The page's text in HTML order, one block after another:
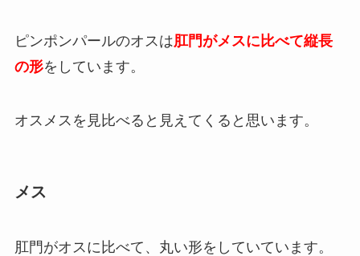
ピンポンパールのオスは肛門がメスに比べて縦長
の形をしています。
オスメスを見比べると見えてくると思います。
メス
肛門がオスに比べて、丸い形をしていています。